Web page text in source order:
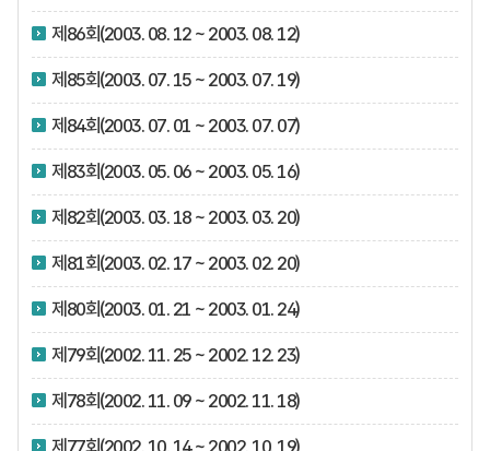
제86회(2003. 08. 12 ~ 2003. 08. 12)
제85회(2003. 07. 15 ~ 2003. 07. 19)
제84회(2003. 07. 01 ~ 2003. 07. 07)
제83회(2003. 05. 06 ~ 2003. 05. 16)
제82회(2003. 03. 18 ~ 2003. 03. 20)
제81회(2003. 02. 17 ~ 2003. 02. 20)
제80회(2003. 01. 21 ~ 2003. 01. 24)
제79회(2002. 11. 25 ~ 2002. 12. 23)
제78회(2002. 11. 09 ~ 2002. 11. 18)
제77회(2002. 10. 14 ~ 2002. 10. 19)